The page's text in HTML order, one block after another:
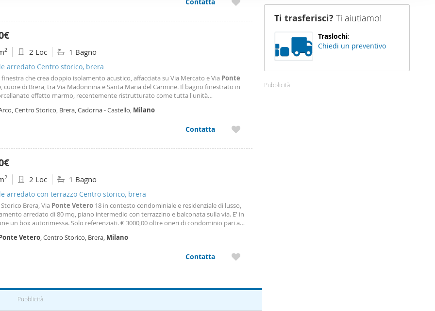
Condividiamo inoltre informazioni sul modo in cui utilizza il nostro sito
di analisi dei dati web, pubblicità e social media, i quali potrebbero
che ha fornito loro o che hanno raccolto dal suo utilizzo dei loro
2 2 Loc 1 Bagno
arredato Centro storico, brera
che crea doppio isolamento acustico, affacciata su Via Mercato e Via Ponte
, cuore di Brera, tra Via Madonnina e Santa Maria del Carmine. Il bagno finestrato in
effetto marmo, recentemente ristrutturato come tutta l'unità
rimane funzionale e indispensabile
Centro Storico, Brera, Cadorna - Castello, Milano
Contatta
2 2 Loc 1 Bagno
arredato con terrazzo Centro storico, brera
Brera, Via Ponte Vetero 18 in contesto condominiale e residenziale di lusso,
arredato di 80 mq, piano intermedio con terrazzino e balconata sulla via. E' in
un box autorimessa. Solo referenziati. € 3000,00 oltre oneri di condominio pari a
Vetero, Centro Storico, Brera, Milano
Contatta
Pubblicità
Ti trasferisci? Ti aiutiamo!
Traslochi:
Chiedi un preventivo
Pubblicità